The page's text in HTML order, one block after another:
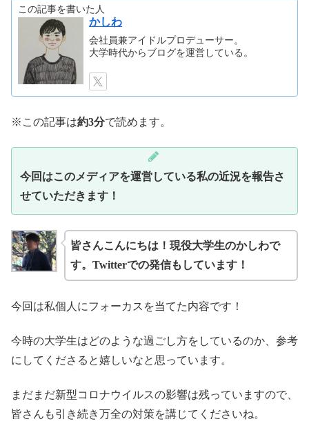
この記事を書いた人
かしわ
会社員兼アイドルプロデューサー。
大学時代からブログを運営している。
※この記事は約3分で読めます。
今回はこのメディアを運営している私の近況を報告さ
せていただきます！
皆さんこんにちは！現役大学生のかしわで
す。Twitterでの発信もしています！
今回は私個人にフォーカスを当てた内容です！
今時の大学生はどのような過ごし方をしているのか、参考
にしてくださると嬉しいなと思っています。
まだまだ新型コロナウイルスの影響は残っていますので、
皆さんも引き続き万全の対策を講じてくださいね。